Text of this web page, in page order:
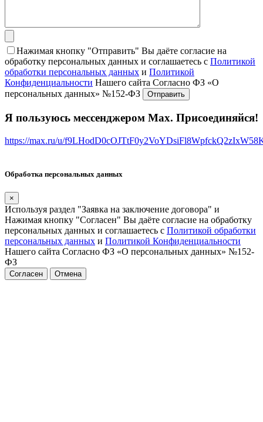
Нажимая кнопку "Отправить" Вы даёте согласие на
обработку персональных данных и соглашаетесь с Политикой
обработки персональных данных и Политикой
Конфиденциальности Нашего сайта Согласно ФЗ «О
персональных данных» №152-ФЗ
Я пользуюсь мессенджером Max. Присоединяйся!
https://max.ru/u/
Обработка персональных данных
×
Используя раздел "Заявка на заключение договора" и
Нажимая кнопку "Согласен" Вы даёте согласие на обработку
персональных данных и соглашаетесь с Политикой обработки
персональных данных и Политикой Конфиденциальности
Нашего сайта Согласно ФЗ «О персональных данных» №152-
ФЗ
Согласен Отмена